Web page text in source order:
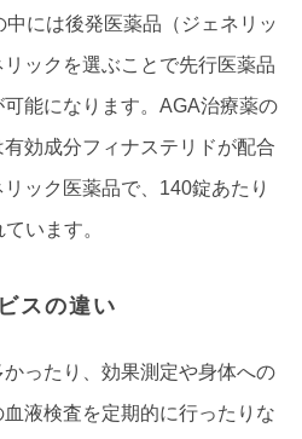
には後発医薬品（ジェネリッ
ックを選ぶことで先行医薬品
能になります。AGA治療薬の
効成分フィナステリドが配合
ック医薬品で、140錠あたり
います。
スの違い
ったり、効果測定や身体への
液検査を定期的に行ったりな